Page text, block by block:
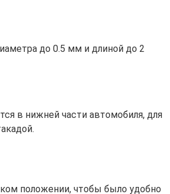
до 0.5 мм и длиной до 2
в нижней части автомобиля, для
положении, чтобы было удобно